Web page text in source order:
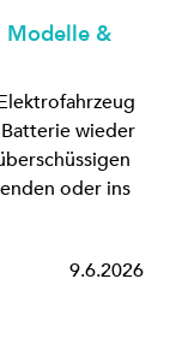
Modelle &
wieder
oder ins
9.6.2026